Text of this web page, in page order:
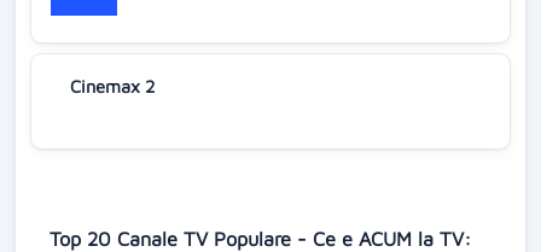
Cinemax 2
Top 20 Canale TV Populare - Ce e ACUM la TV: